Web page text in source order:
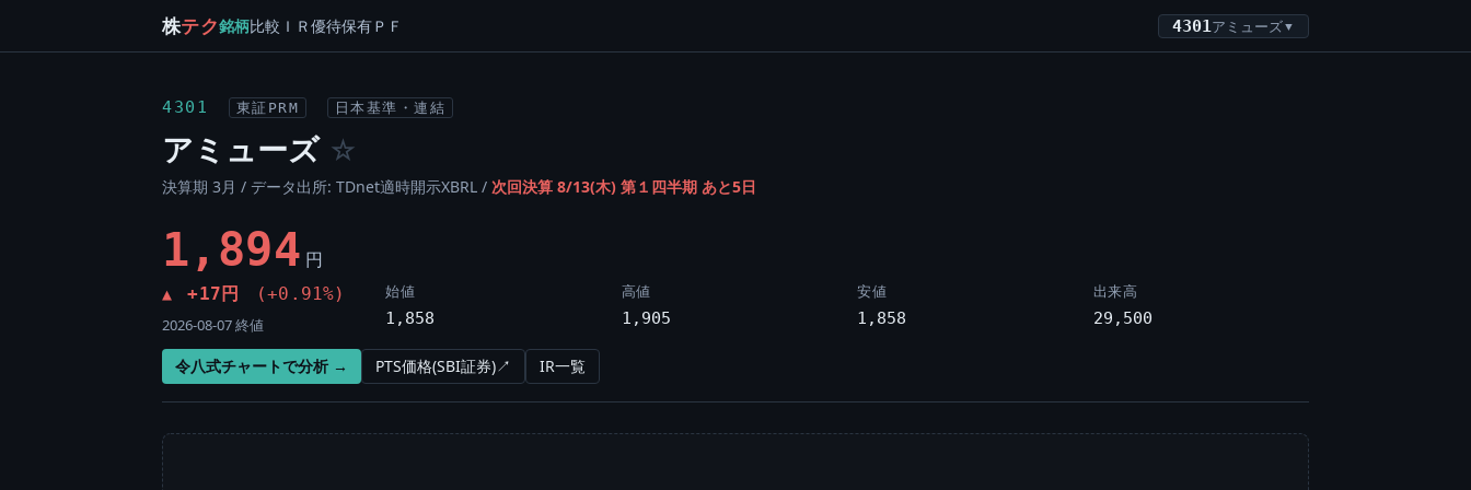
株テク銘柄比較 ＩＲ優待保有ＰＦ 4301 アミューズ▼
4301 東証PRM 日本基準・連結
アミューズ ☆
決算期 3月 / データ出所: TDnet適時開示XBRL / 次回決算 8/13(木) 第１四半期 あと5日
1,894 円
▲ +17円 (+0.91%)
2026-08-07 終値
始値
1,858
高値
1,905
安値
1,858
出来高
29,500
令八式チャートで分析 → PTS価格(SBI証券)↗ IR一覧